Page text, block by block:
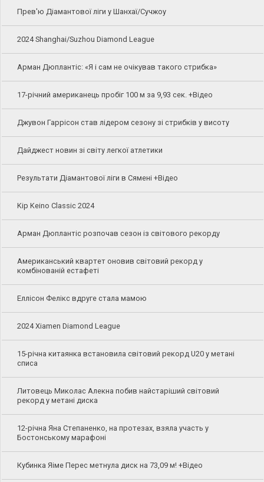
Прев'ю Діамантової ліги у Шанхаї/Сучжоу
2024 Shanghai/Suzhou Diamond League
Арман Дюплантіс: «Я і сам не очікував такого стрибка»
17-річний американець пробіг 100 м за 9,93 сек. +Відео
Джувон Гаррісон став лідером сезону зі стрибків у висоту
Дайджест новин зі світу легкої атлетики
Результати Діамантової ліги в Сямені +Відео
Kip Keino Classic 2024
Арман Дюплантіс розпочав сезон із світового рекорду
Американський квартет оновив світовий рекорд у
комбінованій естафеті
Еллісон Фелікс вдруге стала мамою
2024 Xiamen Diamond League
15-річна китаянка встановила світовий рекорд U20 у метані
списа
Литовець Миколас Алекна побив найстаріший світовий
рекорд у метані диска
12-річна Яна Степаненко, на протезах, взяла участь у
Бостонському марафоні
Кубинка Яіме Перес метнула диск на 73,09 м! +Відео